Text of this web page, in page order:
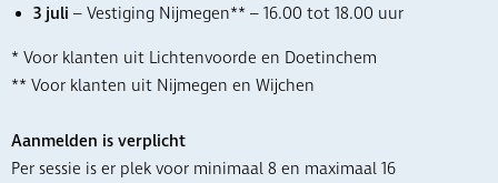
3 juli – Vestiging Nijmegen** – 16.00 tot 18.00 uur
* Voor klanten uit Lichtenvoorde en Doetinchem
** Voor klanten uit Nijmegen en Wijchen
Aanmelden is verplicht
Per sessie is er plek voor minimaal 8 en maximaal 16